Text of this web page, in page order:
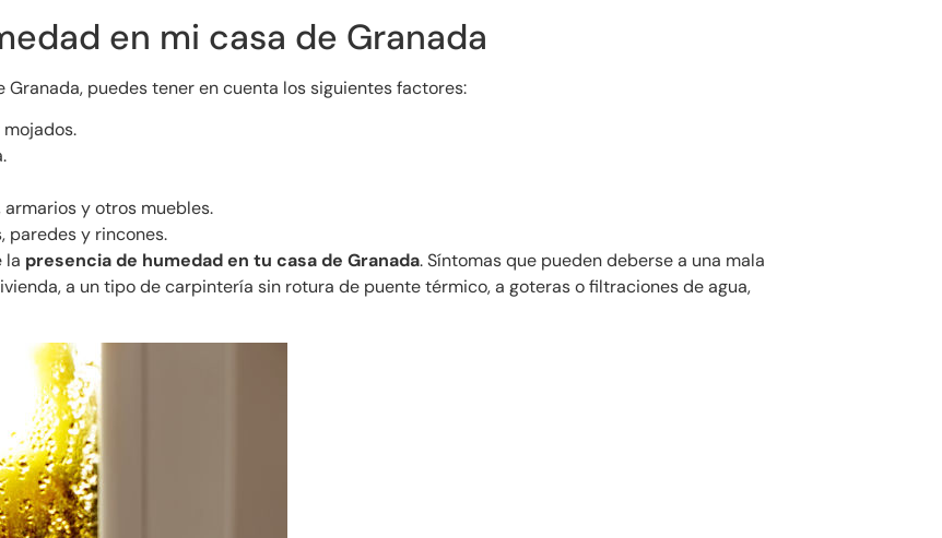
en mi casa de Granada
puedes tener en cuenta los siguientes factores:
y otros muebles.
paredes y rincones.
la presencia de humedad en tu casa de Granada. Síntomas que pueden deberse a una mala
a un tipo de carpintería sin rotura de puente térmico, a goteras o filtraciones de agua,